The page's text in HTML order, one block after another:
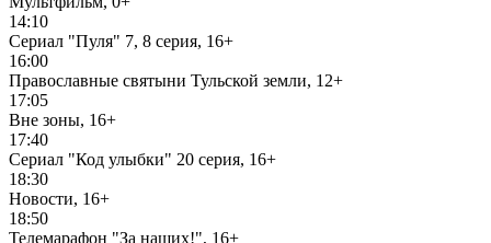
14:10
Сериал "Пуля" 7, 8 серия, 16+
16:00
Православные святыни Тульской земли, 12+
17:05
Вне зоны, 16+
17:40
Сериал "Код улыбки" 20 серия, 16+
18:30
Новости, 16+
18:50
Телемарафон "За наших!", 16+